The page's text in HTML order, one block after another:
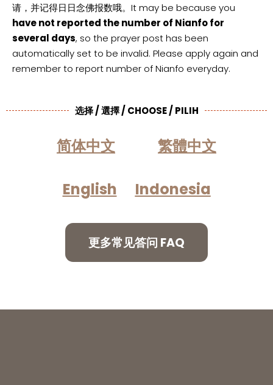
请，并记得日日念佛报数哦。It may be because you
have not reported the number of Nianfo for
several days, so the prayer post has been
automatically set to be invalid. Please apply again and
remember to report number of Nianfo everyday.
选择 / 選擇 / CHOOSE / PILIH
简体中文 繁體中文
English Indonesia
更多常见答问 FAQ